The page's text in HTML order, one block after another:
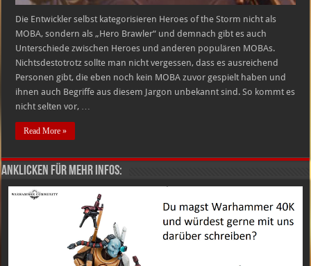
Die Entwickler selbst kategorisieren Heroes of the Storm nicht als
MOBA, sondern als „Hero Brawler“ und demnach gibt es auch
Unterschiede zwischen Heroes und anderen populären MOBAs.
Nichtsdestotrotz sollte man nicht vergessen, dass es ausreichend
Personen gibt, die eben noch kein MOBA zuvor gespielt haben und
ihnen auch Begriffe aus diesem Jargon unbekannt sind. So kommt es
nicht selten vor, …
Read More »
Anklicken für mehr Infos: